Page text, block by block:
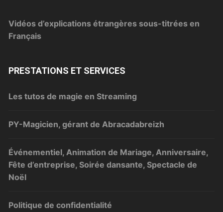
Vidéos d’explications étrangères sous-titrées en
Français
PRESTATIONS ET SERVICES
Les tutos de magie en Streaming
PY-Magicien, gérant de Abracadabreizh
Événementiel, Animation de Mariage, Anniversaire,
Fête d’entreprise, Soirée dansante, Spectacle de
Noël
Politique de confidentialité